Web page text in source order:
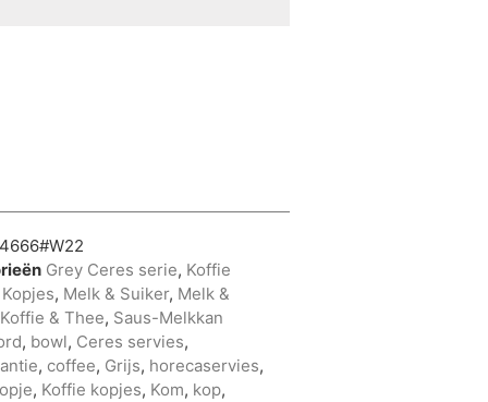
Grey Ceres serie, Koffie
Kopjes, Melk & Suiker, Melk &
Koffie & Thee, Saus-Melkkan
, bowl, Ceres servies,
, coffee, Grijs, horecaservies,
, Koffie kopjes, Kom, kop,